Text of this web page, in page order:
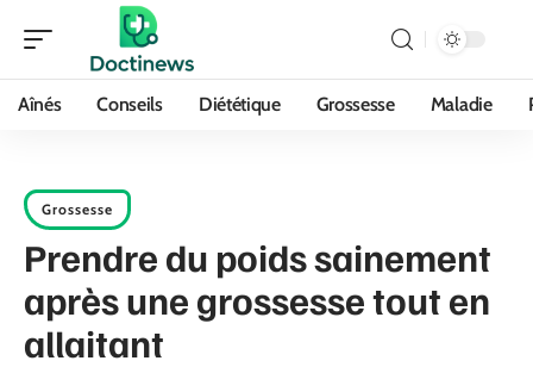
Aînés Conseils Diététique Grossesse Maladie
Grossesse
Prendre du poids sainement
après une grossesse tout en
allaitant